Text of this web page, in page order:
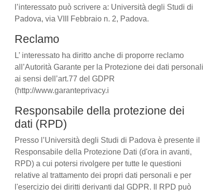
l’interessato può scrivere a: Università degli Studi di
Padova, via VIII Febbraio n. 2, Padova.
Reclamo
L’ interessato ha diritto anche di proporre reclamo
all’Autorità Garante per la Protezione dei dati personali
ai sensi dell’art.77 del GDPR
(http://www.garanteprivacy.i
Responsabile della protezione dei
dati (RPD)
Presso l’Università degli Studi di Padova è presente il
Responsabile della Protezione Dati (d'ora in avanti,
RPD) a cui potersi rivolgere per tutte le questioni
relative al trattamento dei propri dati personali e per
l'esercizio dei diritti derivanti dal GDPR. Il RPD può